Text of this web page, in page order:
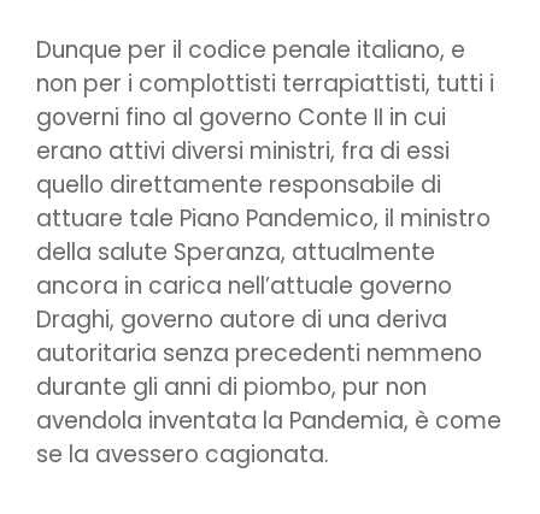
Dunque per il codice penale italiano, e
non per i complottisti terrapiattisti, tutti i
governi fino al governo Conte II in cui
erano attivi diversi ministri, fra di essi
quello direttamente responsabile di
attuare tale Piano Pandemico, il ministro
della salute Speranza, attualmente
ancora in carica nell’attuale governo
Draghi, governo autore di una deriva
autoritaria senza precedenti nemmeno
durante gli anni di piombo, pur non
avendola inventata la Pandemia, è come
se la avessero cagionata.